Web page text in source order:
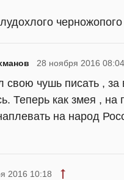
28 ноября 2016 08:04
свою чушь писать ,
Теперь как змея , на
на народ
2016 10:18